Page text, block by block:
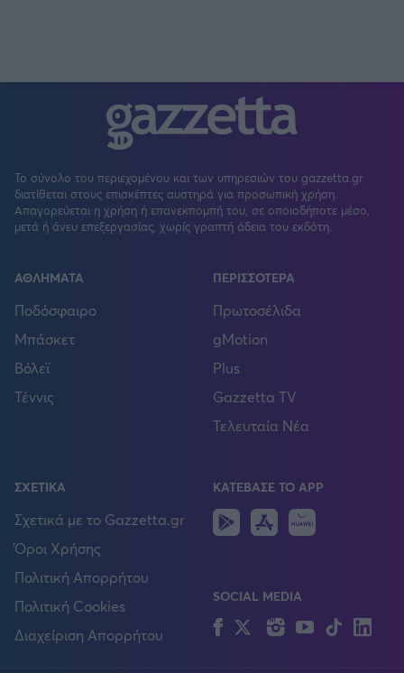
Το σύνολο του περιεχομένου και των υπηρεσιών του gazzetta.gr
διατίθεται στους επισκέπτες αυστηρά για προσωπική χρήση.
Απαγορεύεται η χρήση ή επανεκπομπή του, σε οποιοδήποτε μέσο,
μετά ή άνευ επεξεργασίας, χωρίς γραπτή άδεια του εκδότη.
ΑΘΛΗΜΑΤΑ
Ποδόσφαιρο
Μπάσκετ
Βόλεϊ
Τέννις
ΠΕΡΙΣΣΟΤΕΡΑ
Πρωτοσέλιδα
gMotion
Plus
Gazzetta TV
Τελευταία Νέα
ΣΧΕΤΙΚΑ
Σχετικά με το Gazzetta.gr
Όροι Χρήσης
Πολιτική Απορρήτου
Πολιτική Cookies
Διαχείριση Απορρήτου
ΚΑΤΕΒΑΣΕ ΤΟ APP
Android
IOS
SOCIAL MEDIA
FacebookTwitterInstagram
YouTubeTikTok